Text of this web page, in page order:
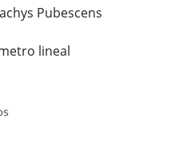
Pubescens
lineal